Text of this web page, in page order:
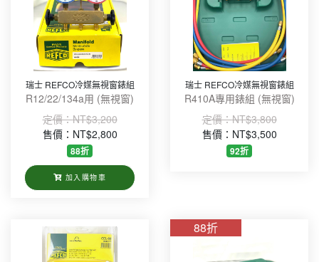
瑞士 REFCO冷媒無視窗錶組
R12/22/134a用 (無視窗)
定價：NT$3,200
售價：NT$2,800
88折
加入購物車
瑞士 REFCO冷媒無視窗錶組
R410A專用錶組 (無視窗)
定價：NT$3,800
售價：NT$3,500
92折
88折